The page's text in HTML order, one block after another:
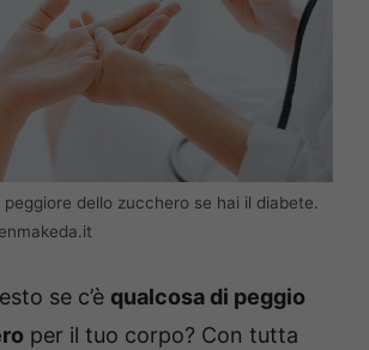
peggiore dello zucchero se hai il diabete.
se c’è qualcosa di peggio
per il tuo corpo? Con tutta